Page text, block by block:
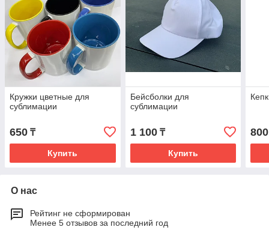
Кружки цветные для
сублимации
650 ₸
Купить
Бейсболки для
сублимации
1 100₸
Купить
800
О нас
Рейтинг не сформирован
Менее 5 отзывов за последний год